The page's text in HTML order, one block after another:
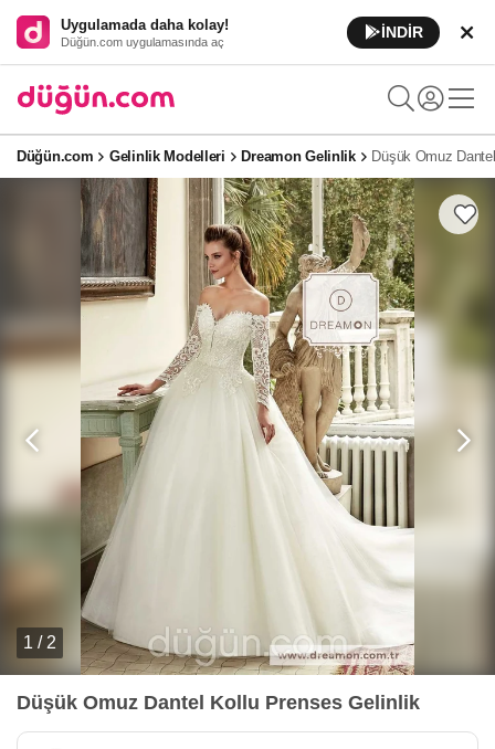
Uygulamada daha kolay!
Düğün.com uygulamasında aç
İNDİR
Düğün.com Gelinlik Modelleri Dreamon Gelinlik Düşük Omuz
1 / 2
Düşük Omuz Dantel Kollu Prenses Gelinlik